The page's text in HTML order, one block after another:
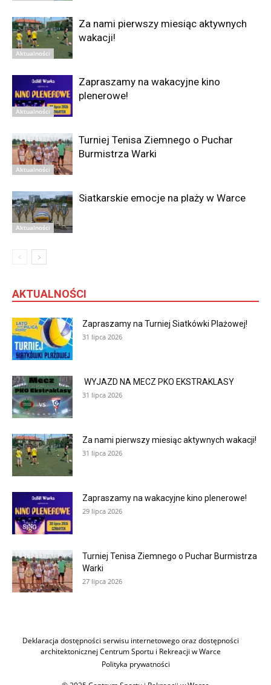
Aktualności
Za nami pierwszy miesiąc aktywnych
wakacji!
Aktualności
Zapraszamy na wakacyjne kino
plenerowe!
Aktualności
Turniej Tenisa Ziemnego o Puchar
Burmistrza Warki
Aktualności
Siatkarskie emocje na plaży w Warce
AKTUALNOŚCI
Zapraszamy na Turniej Siatkówki Plażowej!
31 lipca 2026
WYJAZD NA MECZ PKO EKSTRAKLASY
31 lipca 2026
Za nami pierwszy miesiąc aktywnych wakacji!
31 lipca 2026
Zapraszamy na wakacyjne kino plenerowe!
29 lipca 2026
Turniej Tenisa Ziemnego o Puchar Burmistrza
Warki
27 lipca 2026
Deklaracja dostępności serwisu internetowego oraz dostępności
architektonicznej Centrum Sportu i Rekreacji w Warce
Polityka prywatności